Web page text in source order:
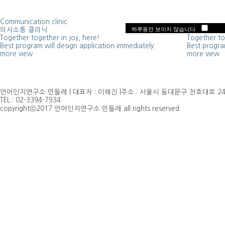
하루동안 보이지 않습니다
Communication clinic
의사소통 클리닉
Together together in joy, here!
Best program will design application immediately.
more view
Group
그룹수업
Together
Best
more view
언어인지연구소 민들레 | 대표자 : 이해진 |주소 : 서울시 동대문구 천호대로
TEL : 02-3394-7934
copyrightⓒ2017 언어인지연구소 민들레 all rights reserved.